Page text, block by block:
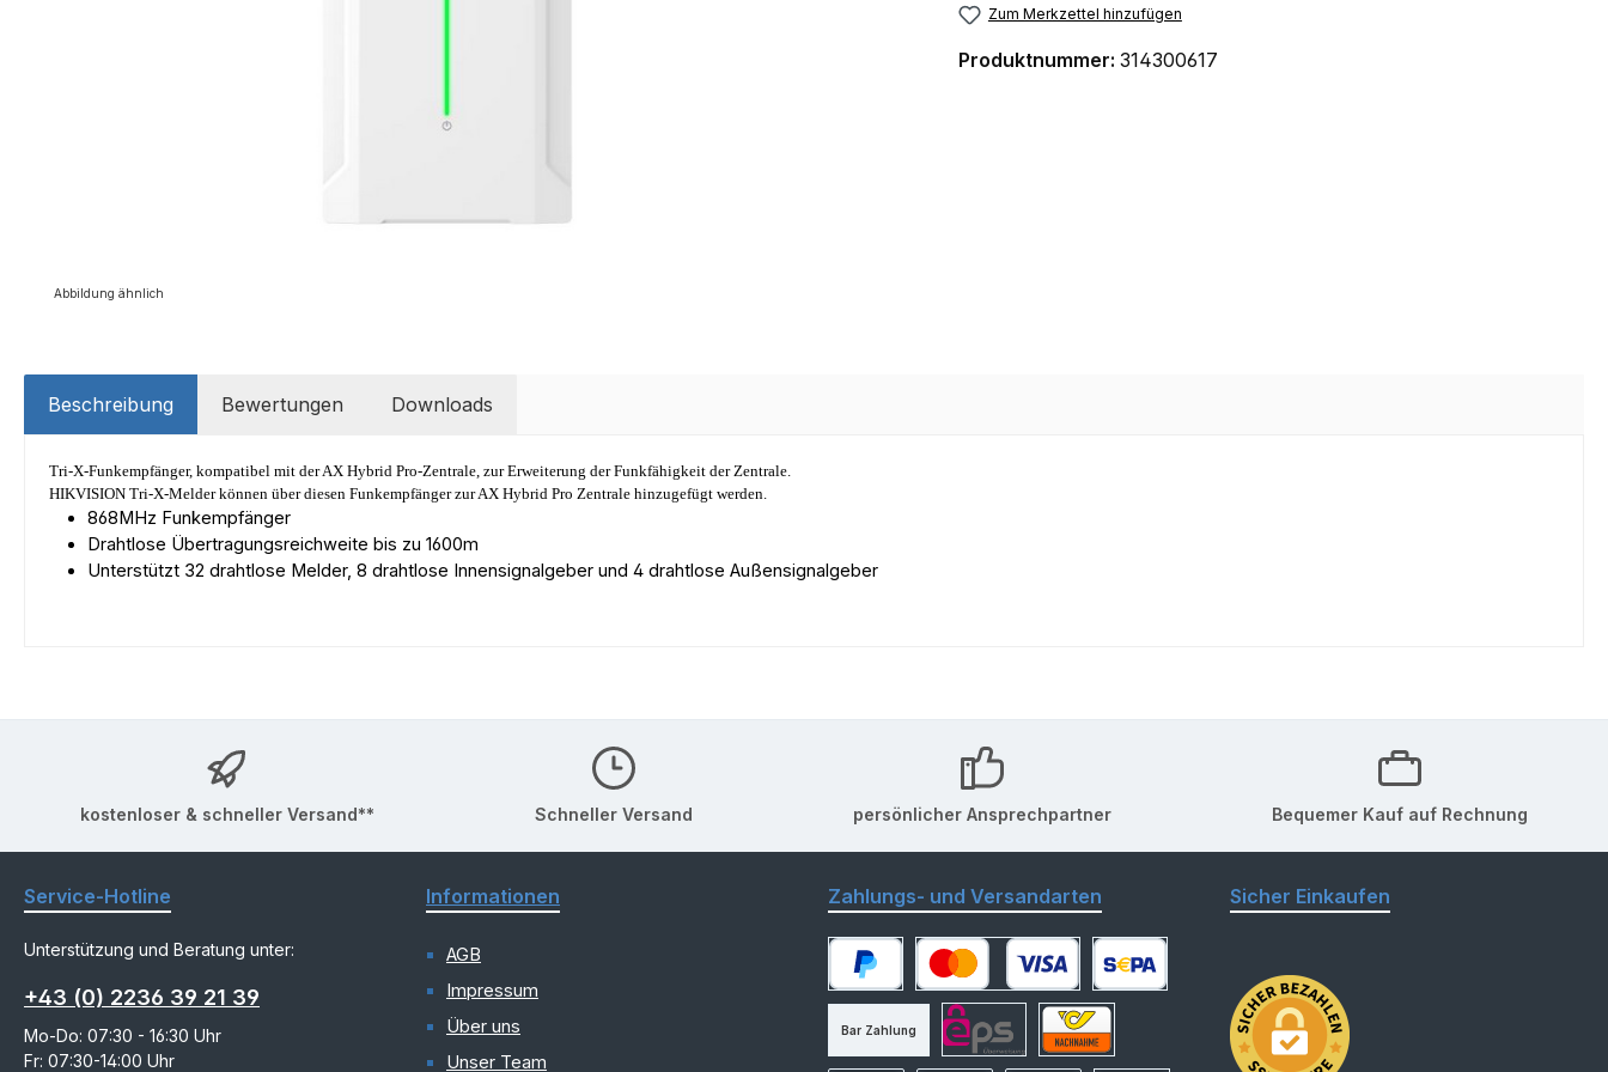
Abbildung ähnlich
Zum Merkzettel hinzufügen
Produktnummer: 314300617
Beschreibung Bewertungen Downloads
Tri-X-Funkempfänger, kompatibel mit der AX Hybrid Pro-Zentrale, zur Erweiterung der Funkfähigkeit der Zentrale.
HIKVISION Tri-X-Melder können über diesen Funkempfänger zur AX Hybrid Pro Zentrale hinzugefügt werden.
868MHz Funkempfänger
Drahtlose Übertragungsreichweite bis zu 1600m
Unterstützt 32 drahtlose Melder, 8 drahtlose Innensignalgeber und 4 drahtlose Außensignalgeber
kostenloser & schneller Versand** Schneller Versand persönlicher Ansprechpartner Bequemer Kauf auf Rechnung
Service-Hotline
Unterstützung und Beratung unter:
+43 (0) 2236 39 21 39
Mo-Do: 07:30 - 16:30 Uhr
Fr: 07:30-14:00 Uhr
Informationen
AGB
Impressum
Über uns
Unser Team
Zahlungs- und Versandarten
PayPal Kredit- oder DebitkarteSEPA Lastschrift
Bar Zahlung
Sicher Einkaufen